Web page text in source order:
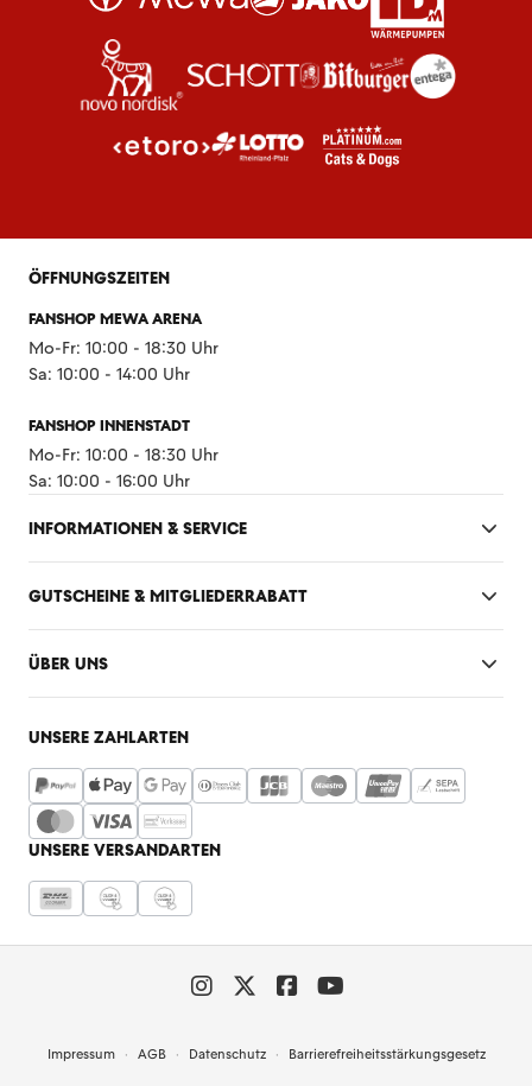
ÖFFNUNGSZEITEN
FANSHOP MEWA ARENA
Mo-Fr: 10:00 - 18:30 Uhr
Sa: 10:00 - 14:00 Uhr
FANSHOP INNENSTADT
Mo-Fr: 10:00 - 18:30 Uhr
Sa: 10:00 - 16:00 Uhr
INFORMATIONEN & SERVICE
GUTSCHEINE & MITGLIEDERRABATT
ÜBER UNS
UNSERE ZAHLARTEN
UNSERE VERSANDARTEN
Impressum AGB Datenschutz Barrierefreiheitsstärkungsgesetz